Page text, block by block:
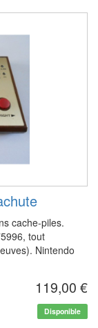
cache-piles.
tout
Nintendo
119,00 €
Disponible